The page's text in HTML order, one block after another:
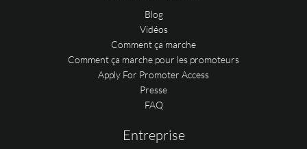
Blog
Vidéos
Comment ça marche
Comment ça marche pour les promoteurs
Apply For Promoter Access
Presse
FAQ
Entreprise